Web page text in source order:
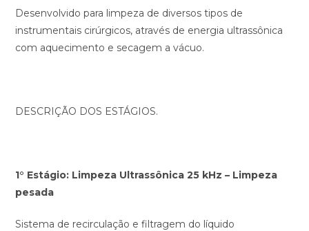
Desenvolvido para limpeza de diversos tipos de
instrumentais cirúrgicos, através de energia ultrassônica
com aquecimento e secagem a vácuo.
DESCRIÇÃO DOS ESTÁGIOS.
1° Estágio: Limpeza Ultrassônica 25 kHz – Limpeza
pesada
Sistema de recirculação e filtragem do líquido